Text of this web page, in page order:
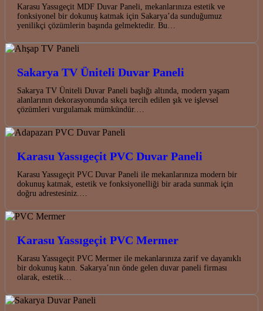
Karasu Yassıgeçit MDF Duvar Paneli, mekanlarınıza estetik ve
fonksiyonel bir dokunuş katmak için Sakarya’da sunduğumuz
yenilikçi çözümlerin başında gelmektedir. Bu…
Sakarya TV Üniteli Duvar Paneli
Sakarya TV Üniteli Duvar Paneli başlığı altında, modern yaşam
alanlarının dekorasyonunda sıkça tercih edilen şık ve işlevsel
çözümleri vurgulamak mümkündür.…
Karasu Yassıgeçit PVC Duvar Paneli
Karasu Yassıgeçit PVC Duvar Paneli ile mekanlarınıza modern bir
dokunuş katmak, estetik ve fonksiyonelliği bir arada sunmak için
doğru adrestesiniz.…
Karasu Yassıgeçit PVC Mermer
Karasu Yassıgeçit PVC Mermer ile mekanlarınıza zarif ve dayanıklı
bir dokunuş katın. Sakarya’nın önde gelen duvar paneli firması
olarak, estetik…